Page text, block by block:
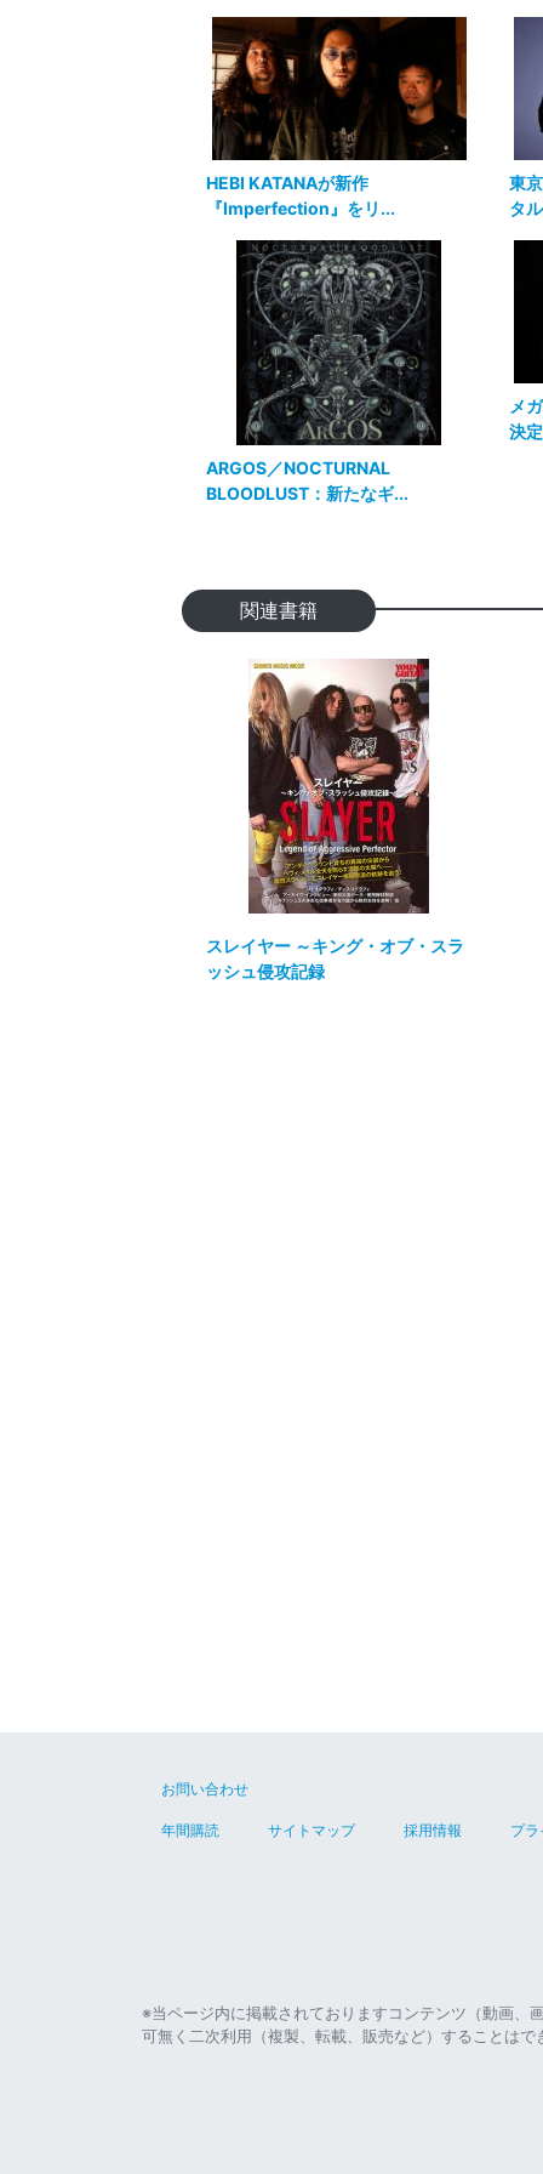
HEBI KATANAが新作
『Imperfection』をリ...
東
タ
ARGOS／NOCTURNAL
BLOODLUST：新たなギ...
メ
決
関連書籍
スレイヤー ～キング・オブ・スラ
ッシュ侵攻記録
お問い合わせ
年間購読 サイトマップ 採用情報 プ
※当ページ内に掲載されておりますコンテンツ（動画、
可無く二次利用（複製、転載、販売など）することはで